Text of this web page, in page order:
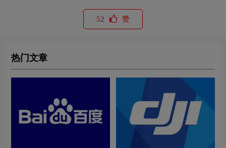
52 赞
热门文章